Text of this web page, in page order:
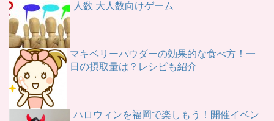
人数 大人数向けゲーム
マキベリーパウダーの効果的な食べ方！一
日の摂取量は？レシピも紹介
ハロウィンを福岡で楽しもう！開催イベン